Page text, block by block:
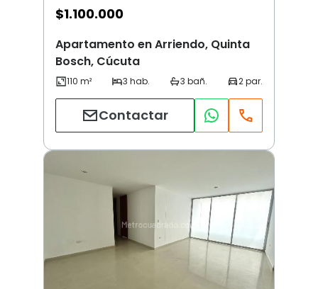
$1.100.000
Apartamento en Arriendo, Quinta
Bosch, Cúcuta
Contactar